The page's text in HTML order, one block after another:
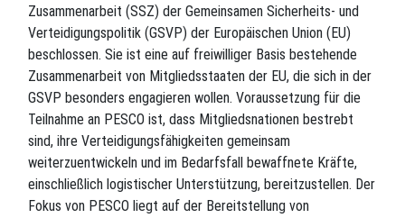
Zusammenarbeit (SSZ) der Gemeinsamen Sicherheits- und
Verteidigungspolitik (GSVP) der Europäischen Union (EU)
beschlossen. Sie ist eine auf freiwilliger Basis bestehende
Zusammenarbeit von Mitgliedsstaaten der EU, die sich in der
GSVP besonders engagieren wollen. Voraussetzung für die
Teilnahme an PESCO ist, dass Mitgliedsnationen bestrebt
sind, ihre Verteidigungsfähigkeiten gemeinsam
weiterzuentwickeln und im Bedarfsfall bewaffnete Kräfte,
einschließlich logistischer Unterstützung, bereitzustellen. Der
Fokus von PESCO liegt auf der Bereitstellung von